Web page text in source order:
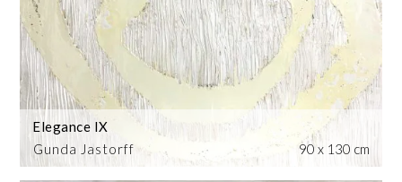
Gunda Jastorff
Elegance IX
90 x 130 cm